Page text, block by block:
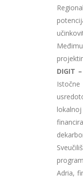
DIGIT –
Istočne
Adria,